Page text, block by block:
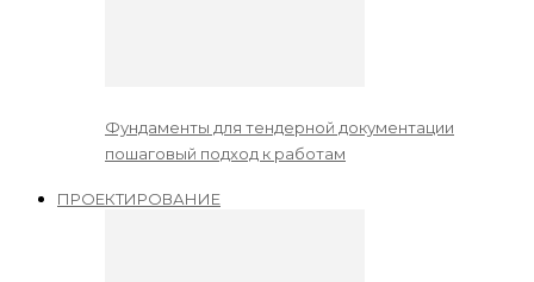
Фундаменты для тендерной документации
пошаговый подход к работам
ПРОЕКТИРОВАНИЕ